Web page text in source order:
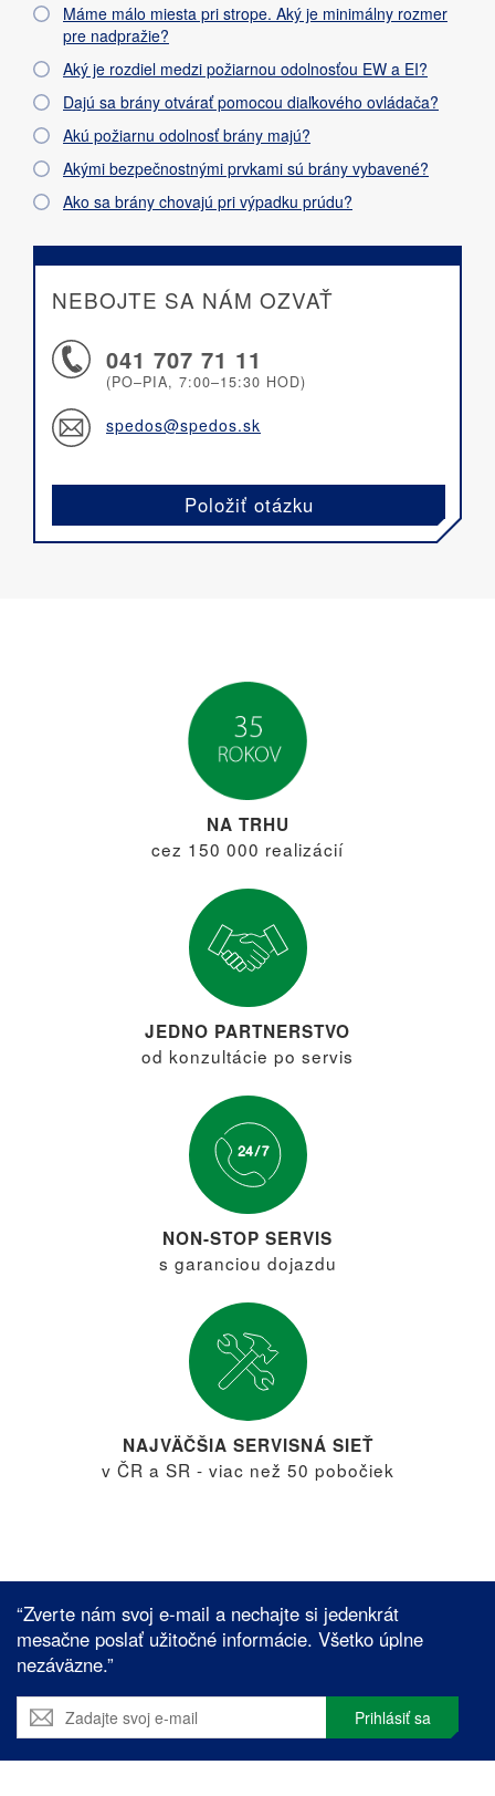
Máme málo miesta pri strope. Aký je minimálny rozmer
pre nadpražie?
Aký je rozdiel medzi požiarnou odolnosťou EW a EI?
Dajú sa brány otvárať pomocou diaľkového ovládača?
Akú požiarnu odolnosť brány majú?
Akými bezpečnostnými prvkami sú brány vybavené?
Ako sa brány chovajú pri výpadku prúdu?
NEBOJTE SA NÁM OZVAŤ
041 707 71 11
(PO–PIA, 7:00–15:30 HOD)
spedos@spedos.sk
Položiť otázku
NA TRHU
cez 150 000 realizácií
JEDNO PARTNERSTVO
od konzultácie po servis
NON-STOP SERVIS
s garanciou dojazdu
NAJVÄČŠIA SERVISNÁ SIEŤ
v ČR a SR - viac než 50 pobočiek
“Zverte nám svoj e-mail a nechajte si jedenkrát
mesačne poslať užitočné informácie. Všetko úplne
nezáväzne.”
Prihlásiť sa